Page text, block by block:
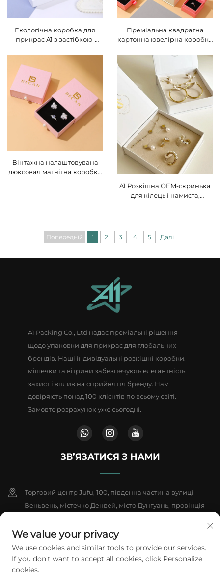
Екологічна коробка для
прикрас A1 з застібкою-
паперу та картону —
подарункова коробка для
намиста, кілець, сережок
Преміальна квадратна
картонна ювелірна коробка
кнопкою та виймними
секціями, набір коробок
для зберігання ювелірних
виробів (сережок, намиста),
у формі книги
Вінтажна налаштовувана
люксовая магнітна коробка
A1 Розкішна OEM-скринька
для кілець і намиста,
картонні скриньки з
оксамитовим покриттям,
форма, дерев’яна підкладка
Попередній 1 2 3 4 5 Далі
A1 Packing Co., Ltd надає преміальні рішення
щодо упаковки для прикрас для глобальних
брендів. Наші індивідуальні розкішні коробки,
мішечки та вітрини забезпечують елегантність,
захист і вплив на сприйняття бренду. Нам
довіряють понад 100 клієнтів по всьому світі.
Замовте розрахунок уже сьогодні.
ЗВ’ЯЗАТИСЯ З НАМИ
Торговий центр Jufu, 100, південна частина вулиці
Веньвень, містечко Денвей, місто Дунгуань, провінція
+86-18802602550
[email protected]
We value your privacy
We use cookies and similar tools to provide our services.
If you don't want to accept all cookies, click Personalize
cookies.